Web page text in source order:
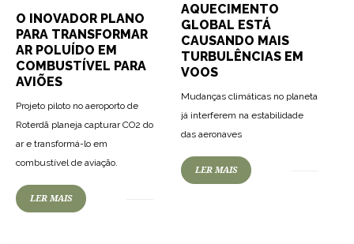
O INOVADOR PLANO
PARA TRANSFORMAR
AR POLUÍDO EM
COMBUSTÍVEL PARA
AVIÕES
Projeto piloto no aeroporto de
Roterdã planeja capturar CO2 do
ar e transformá-lo em
combustível de aviação.
LER MAIS
AQUECIMENTO
GLOBAL ESTÁ
CAUSANDO MAIS
TURBULÊNCIAS EM
VOOS
Mudanças climáticas no planeta
já interferem na estabilidade
das aeronaves
LER MAIS